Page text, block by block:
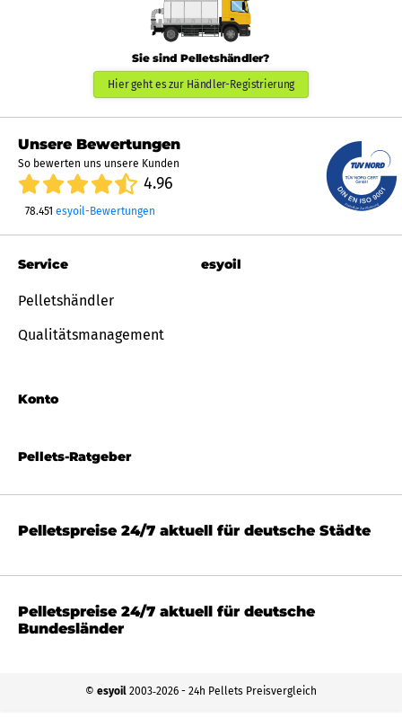
Sie sind Pelletshändler?
Hier geht es zur Händler-Registrierung
Unsere Bewertungen
So bewerten uns unsere Kunden
4.96
78.451 esyoil-Bewertungen
Pellets-Ratgeber
Service
Pelletshändler
Qualitätsmanagement
Konto
esyoil
Pelletspreise 24/7 aktuell für deutsche Städte
Pelletspreise 24/7 aktuell für deutsche
Bundesländer
© esyoil 2003‐2026 - 24h Pellets Preisvergleich